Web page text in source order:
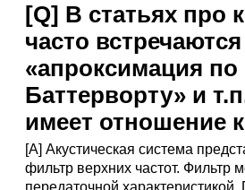
[Q] В статьях про
часто
«апроксимация
Баттерворту» и
имеет отношение
[A] Акустическая система
фильтр верхних частот. Фильтр
передаточной